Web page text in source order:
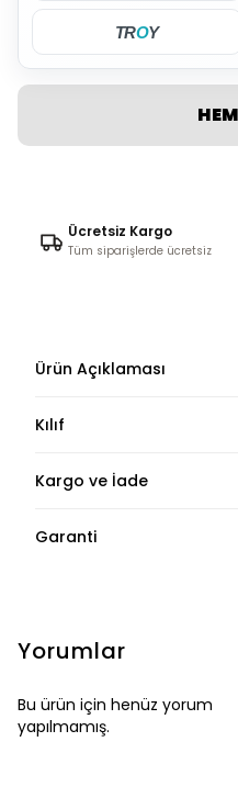
TROY
Ücretsiz Kargo
Tüm siparişlerde ücretsiz
Ürün Açıklaması
Kılıf
Kargo ve İade
Garanti
Yorumlar
Bu ürün için henüz yorum
yapılmamış.